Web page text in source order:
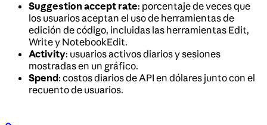
Suggestion accept rate: porcentaje de veces que
los usuarios aceptan el uso de herramientas de
edición de código, incluidas las herramientas Edit,
Write y NotebookEdit.
Activity: usuarios activos diarios y sesiones
mostradas en un gráfico.
Spend: costos diarios de API en dólares junto con el
recuento de usuarios.